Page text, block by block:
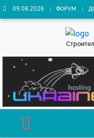
09.08.2026 ФОРУМ